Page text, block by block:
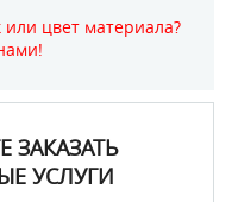
цвет материала?
ЗАКАЗАТЬ
УСЛУГИ